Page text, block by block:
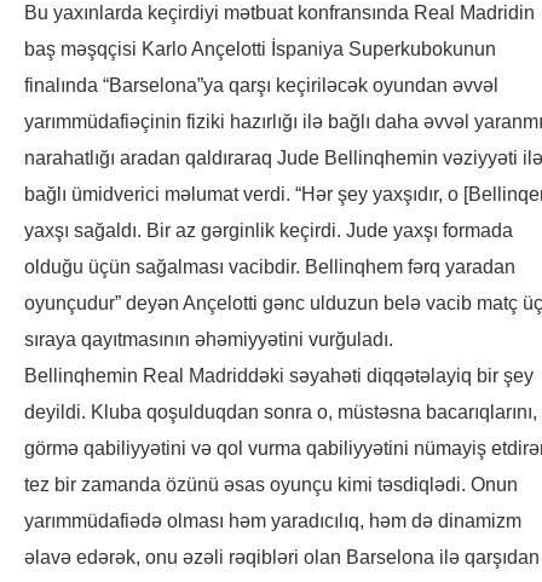
Bu yaxınlarda keçirdiyi mətbuat konfransında Real Madridin
baş məşqçisi Karlo Ançelotti İspaniya Superkubokunun
finalında “Barselona”ya qarşı keçiriləcək oyundan əvvəl
yarımmüdafiəçinin fiziki hazırlığı ilə bağlı daha əvvəl
narahatlığı aradan qaldıraraq Jude Bellinqhemin vəziyyəti ilə
bağlı ümidverici məlumat verdi. “Hər şey yaxşıdır, o
yaxşı sağaldı. Bir az gərginlik keçirdi. Jude yaxşı formada
olduğu üçün sağalması vacibdir. Bellinqhem fərq yaradan
oyunçudur” deyən Ançelotti gənc ulduzun belə vacib matç
sıraya qayıtmasının əhəmiyyətini vurğuladı.
Bellinqhemin Real Madriddəki səyahəti diqqətəlayiq bir şey
deyildi. Kluba qoşulduqdan sonra o, müstəsna bacarıqlarını,
görmə qabiliyyətini və qol vurma qabiliyyətini nümayiş
tez bir zamanda özünü əsas oyunçu kimi təsdiqlədi. Onun
yarımmüdafiədə olması həm yaradıcılıq, həm də dinamizm
əlavə edərək, onu əzəli rəqibləri olan Barselona ilə qarşıdan